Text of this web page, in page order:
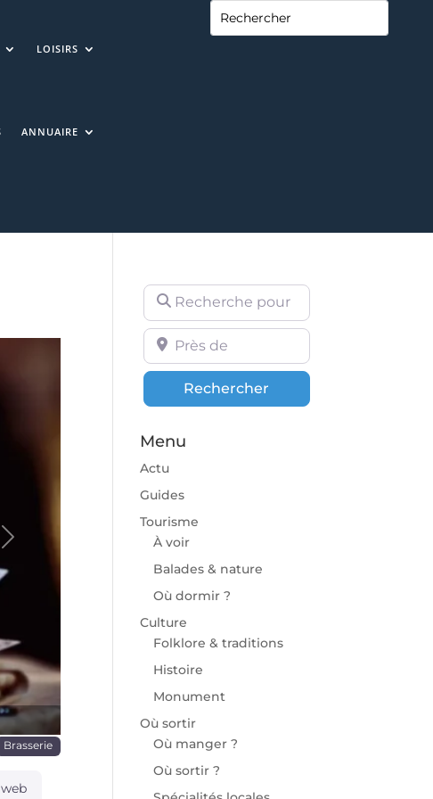
LOISIRS
ANNUAIRE
Prochaine
Brasserie
Recherche pour
Près de
Rechercher
Menu
Actu
Guides
Tourisme
À voir
Balades & nature
Où dormir ?
Culture
Folklore & traditions
Histoire
Monument
Où sortir
Où manger ?
Où sortir ?